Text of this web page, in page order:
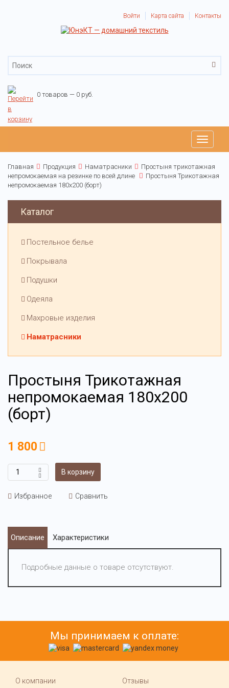
Войти Карта сайта Контакты
0 товаров — 0 руб.
Toggle
Главная Продукция Наматрасники
Простыня трикотажная
непромокаемая на резинке по всей длине
Простыня Трикотажная
непромокаемая 180х200 (борт)
Каталог
Постельное белье
Покрывала
Подушки
Одеяла
Махровые изделия
Наматрасники
Простыня Трикотажная
непромокаемая 180х200
(борт)
1 800
В корзину
Избранное Сравнить
Описание Характеристики
Подробные данные о товаре отсутствуют.
Мы принимаем к оплате:
О компании Отзывы